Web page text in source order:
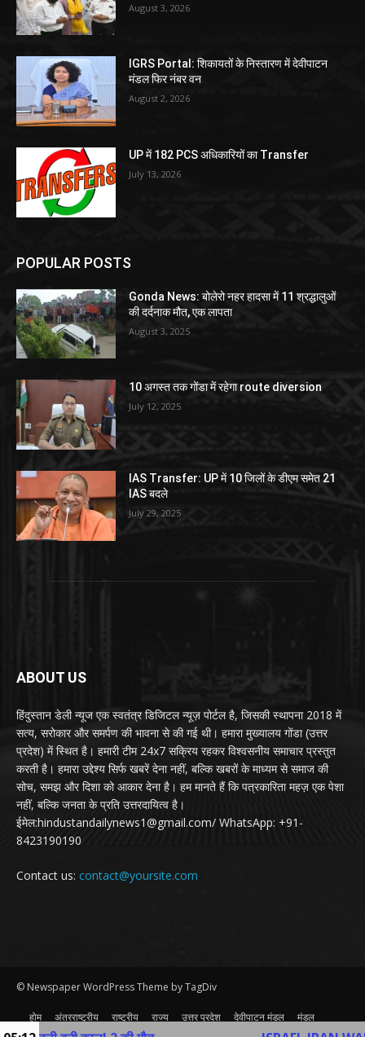
August 3, 2026
IGRS Portal: शिकायतों के निस्तारण में देवीपाटन
मंडल फिर नंबर वन
August 2, 2026
UP में 182 PCS अधिकारियों का Transfer
July 13, 2026
POPULAR POSTS
Gonda News: बोलेरो नहर हादसा में 11 श्रद्धालुओं
की दर्दनाक मौत, एक लापता
August 3, 2025
10 अगस्त तक गोंडा में रहेगा route diversion
July 12, 2025
IAS Transfer: UP में 10 जिलों के डीएम समेत 21
IAS बदले
July 29, 2025
ABOUT US
हिंदुस्तान डेली न्यूज एक स्वतंत्र डिजिटल न्यूज़ पोर्टल है, जिसकी स्थापना 2018 में
सत्य, सरोकार और समर्पण की भावना से की गई थी। हमारा मुख्यालय गोंडा (उत्तर
प्रदेश) में स्थित है। हमारी टीम 24x7 सक्रिय रहकर विश्वसनीय समाचार प्रस्तुत
करती है। हमारा उद्देश्य सिर्फ खबरें देना नहीं, बल्कि खबरों के माध्यम से समाज की
सोच, समझ और दिशा को आकार देना है। हम मानते हैं कि पत्रकारिता महज़ एक पेशा
नहीं, बल्कि जनता के प्रति उत्तरदायित्व है।
ईमेल:hindustandailynews1@gmail.com/ WhatsApp: +91-
8423190190
Contact us: contact@yoursite.com
© Newspaper WordPress Theme by TagDiv
होम अंतरराष्ट्रीय राष्ट्रीय राज्य उत्तर प्रदेश देवीपाटन मंडल
मंडल
व्यापार
खेल अन्य Contact Us